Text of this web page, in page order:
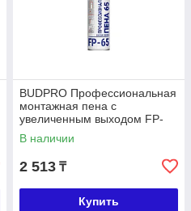
BUDPRO Профессиональная
монтажная пена с
увеличенным выходом FP-
65, 745 мл
В наличии
2 513 ₸
Купить